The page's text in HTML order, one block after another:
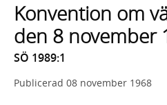
med
sökförslag
Konvention om
den 8 november
SÖ 1989:1
Publicerad 08 november 1968